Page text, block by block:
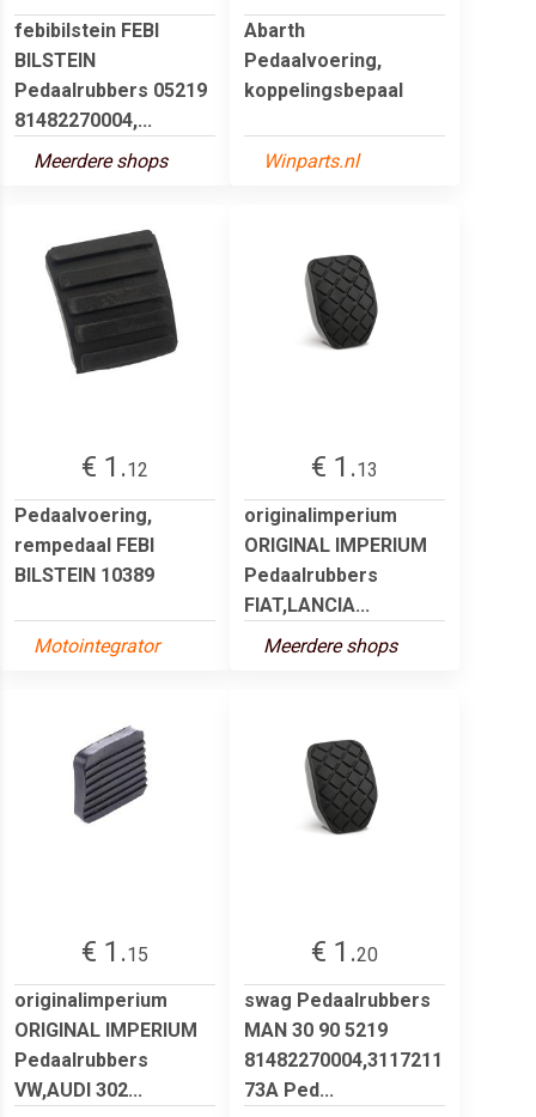
febibilstein FEBI
BILSTEIN
Pedaalrubbers 05219
81482270004,...
Meerdere shops
Abarth
Pedaalvoering,
koppelingsbepaal
Winparts.nl
€ 1.12
Pedaalvoering,
rempedaal FEBI
BILSTEIN 10389
Motointegrator
€ 1.13
originalimperium
ORIGINAL IMPERIUM
Pedaalrubbers
FIAT,LANCIA...
Meerdere shops
€ 1.15
originalimperium
ORIGINAL IMPERIUM
Pedaalrubbers
VW,AUDI 302...
€ 1.20
swag Pedaalrubbers
MAN 30 90 5219
81482270004,3117211
73A Ped...